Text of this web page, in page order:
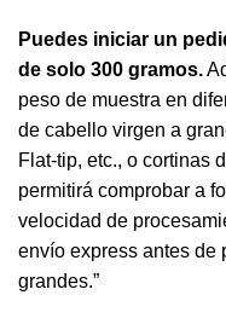
Puedes iniciar un
de solo 300 gramos.
peso de muestra en
de cabello virgen a
Flat-tip, etc., o cortinas
permitirá comprobar a
velocidad de
envío express antes de
grandes.”